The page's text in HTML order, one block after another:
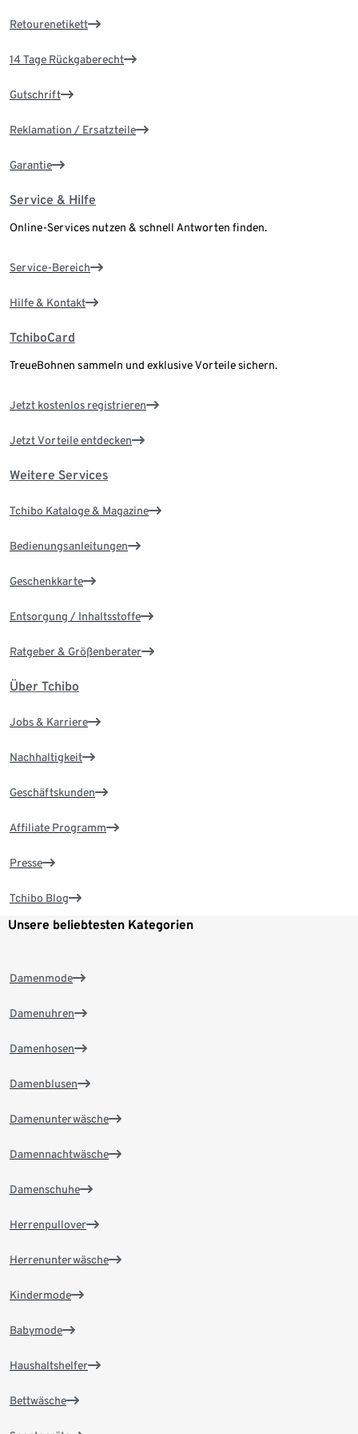
Retourenetikett
14 Tage Rückgaberecht
Gutschrift
Reklamation / Ersatzteile
Garantie
Service & Hilfe
Online-Services nutzen & schnell Antworten finden.
Service-Bereich
Hilfe & Kontakt
TchiboCard
TreueBohnen sammeln und exklusive Vorteile sichern.
Jetzt kostenlos registrieren
Jetzt Vorteile entdecken
Weitere Services
Tchibo Kataloge & Magazine
Bedienungsanleitungen
Geschenkkarte
Entsorgung / Inhaltsstoffe
Ratgeber & Größenberater
Über Tchibo
Jobs & Karriere
Nachhaltigkeit
Geschäftskunden
Affiliate Programm
Presse
Tchibo Blog
Unsere beliebtesten Kategorien
Damenmode
Damenuhren
Damenhosen
Damenblusen
Damenunterwäsche
Damennachtwäsche
Damenschuhe
Herrenpullover
Herrenunterwäsche
Kindermode
Babymode
Haushaltshelfer
Bettwäsche